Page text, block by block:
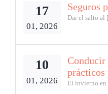
17
01, 2026
Seguros
Dar el salto al
10
01, 2026
Conducir
prácticos
El invierno en